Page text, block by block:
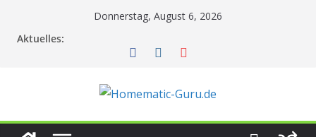
Donnerstag, August 6, 2026
Aktuelles: